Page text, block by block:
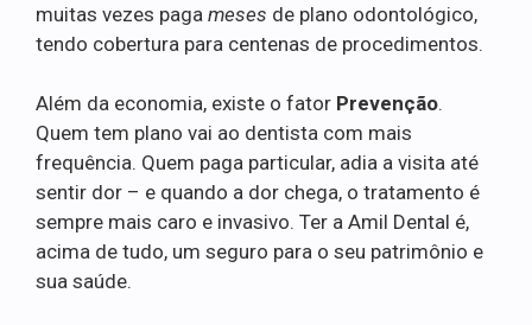
muitas vezes paga meses de plano odontológico,
tendo cobertura para centenas de procedimentos.
Além da economia, existe o fator Prevenção.
Quem tem plano vai ao dentista com mais
frequência. Quem paga particular, adia a visita até
sentir dor – e quando a dor chega, o tratamento é
sempre mais caro e invasivo. Ter a Amil Dental é,
acima de tudo, um seguro para o seu patrimônio e
sua saúde.